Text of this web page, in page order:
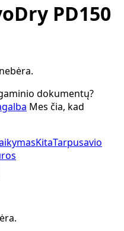
PD150
dokumentų?
Mes čia, kad
KitaTarpusavio